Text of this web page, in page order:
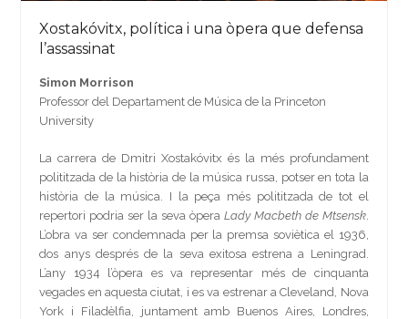
Xostakóvitx, política i una òpera que defensa
l’assassinat
Simon Morrison
Professor del Departament de Música de la Princeton
University
La carrera de Dmitri Xostakóvitx és la més profundament
polititzada de la història de la música russa, potser en tota la
història de la música. I la peça més polititzada de tot el
repertori podria ser la seva òpera Lady Macbeth de Mtsensk.
L’obra va ser condemnada per la premsa soviètica el 1936,
dos anys després de la seva exitosa estrena a Leningrad.
L’any 1934 l’òpera es va representar més de cinquanta
vegades en aquesta ciutat, i es va estrenar a Cleveland, Nova
York i Filadèlfia, juntament amb Buenos Aires, Londres,